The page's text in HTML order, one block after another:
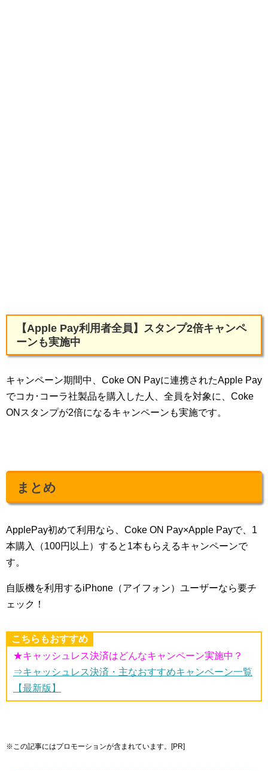
【Apple Pay利用者全員】スタンプ2倍キャンペ
ーンも実施中
キャンペーン期間中、Coke ON Payに連携されたApple Pay
でコカ･コーラ社製品を購入した人、全員を対象に、Coke
ONスタンプが2倍になるキャンペーンも実施です。
まとめ
ApplePay初めて利用なら、Coke ON Pay×Apple Payで、1
本購入（100円以上）すると1本もらえるキャンペーンで
す。
自販機を利用するiPhone（アイフォン）ユーザーなら要チ
ェック！
こちらもおすすめ
★キャッシュレス決済はどんなキャンペーン実施中？
⇒キャッシュレス決済・主なおすすめキャンペーン一覧
【最新版】
※この記事にはプロモーションが含まれています。[PR]